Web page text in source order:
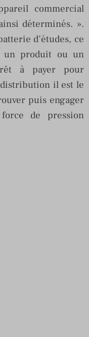
commercial
déterminés. ».
d’études, ce
un produit ou un
à payer pour
il est le
puis engager
de pression